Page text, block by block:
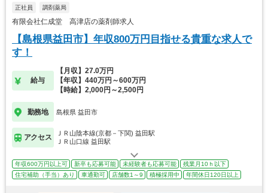
正社員 調剤薬局
有限会社仁成堂 高津店の薬剤師求人
【島根県益田市】年収800万円目指せる貴重な求人で
す！
給与
【月収】27.0万円
【年収】440万円～600万円
【時給】2,000円～2,500円
勤務地 島根県 益田市
アクセス
ＪＲ山陰本線(京都－下関) 益田駅
ＪＲ山口線 益田駅
年収600万円以上可 新卒も応募可能 未経験者も応募可能
残業月10ｈ以下
住宅補助（手当）あり
車通勤可 店舗数1～9 積極採用中 年間休日120日以上